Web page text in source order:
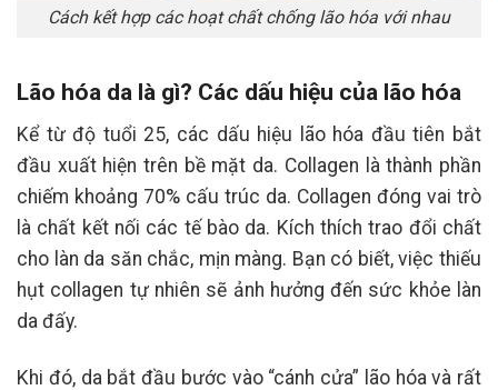
Cách kết hợp các hoạt chất chống lão hóa với nhau
Lão hóa da là gì? Các dấu hiệu của lão hóa
Kể từ độ tuổi 25, các dấu hiệu lão hóa đầu tiên bắt
đầu xuất hiện trên bề mặt da. Collagen là thành phần
chiếm khoảng 70% cấu trúc da. Collagen đóng vai trò
là chất kết nối các tế bào da. Kích thích trao đổi chất
cho làn da săn chắc, mịn màng. Bạn có biết, việc thiếu
hụt collagen tự nhiên sẽ ảnh hưởng đến sức khỏe làn
da đấy.
Khi đó, da bắt đầu bước vào “cánh cửa” lão hóa và rất